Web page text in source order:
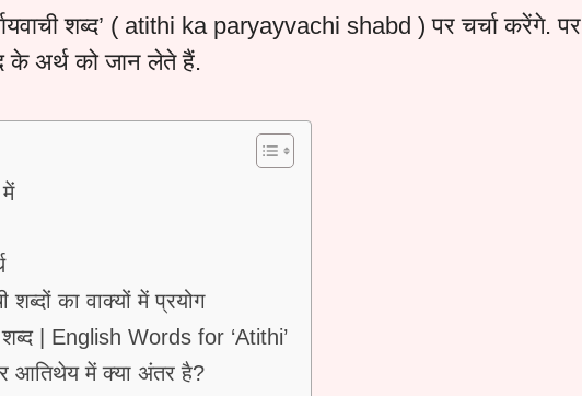
शब्द’ ( atithi ka paryayvachi shabd ) पर चर्चा करेंगे. पर
अर्थ को जान लेते हैं.
में
शब्दों का वाक्यों में प्रयोग
शब्द | English Words for ‘Atithi’
आतिथेय में क्या अंतर है?